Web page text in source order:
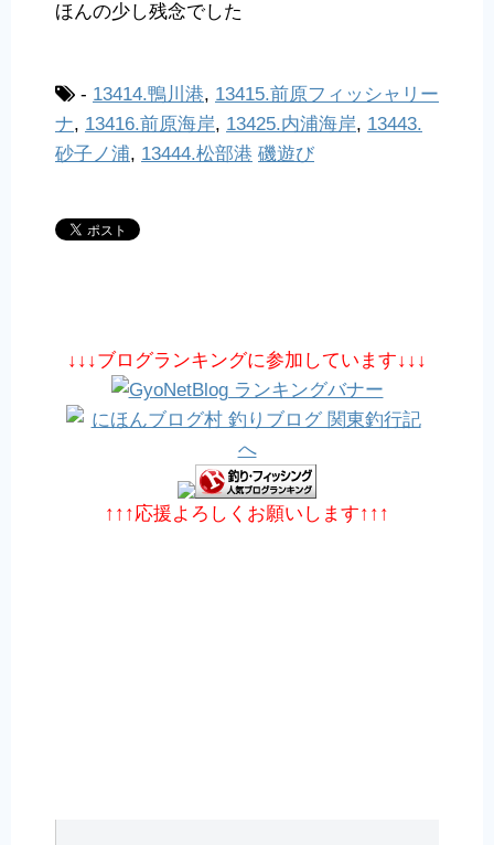
ほんの少し残念でした
- 13414.鴨川港, 13415.前原フィッシャリー
ナ, 13416.前原海岸, 13425.内浦海岸, 13443.
砂子ノ浦, 13444.松部港 磯遊び
↓↓↓ブログランキングに参加しています↓↓↓
↑↑↑応援よろしくお願いします↑↑↑